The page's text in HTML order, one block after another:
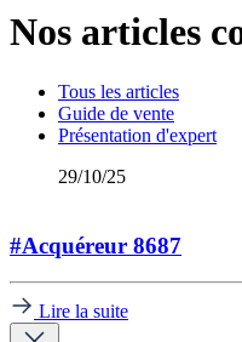
Nos articles
Tous les articles
Guide de vente
Présentation d'expert
29/10/25
#Acquéreur 8687
Lire la suite